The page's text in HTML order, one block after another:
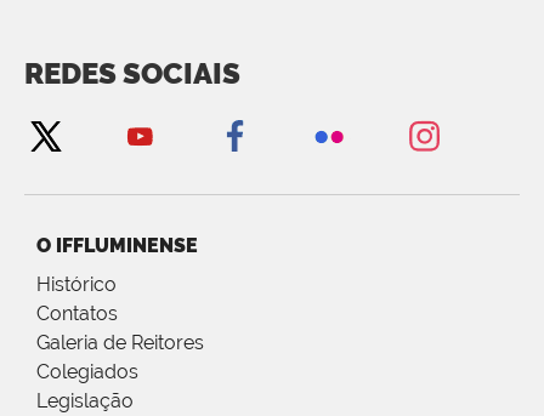
REDES SOCIAIS
O IFFLUMINENSE
Histórico
Contatos
Galeria de Reitores
Colegiados
Legislação